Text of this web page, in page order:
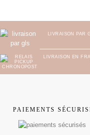
LIVRAISON PAR
LIVRAISON EN
PAIEMENTS